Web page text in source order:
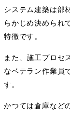
システム建築は部
らかじめ決められ
特徴です。
また、施工プロセ
なベテラン作業員
す。
かつては倉庫など